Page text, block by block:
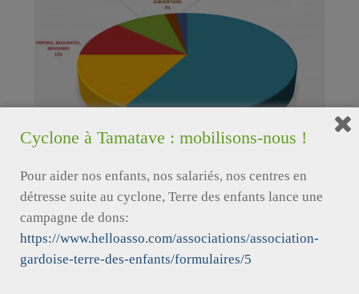
Dépenses
Cyclone à Tamatave : mobilisons-nous !
Pour aider nos enfants, nos salariés, nos centres en
détresse suite au cyclone, Terre des enfants lance une
campagne de dons:
https://www.helloasso.com/associations/association-
gardoise-terre-des-enfants/formulaires/5